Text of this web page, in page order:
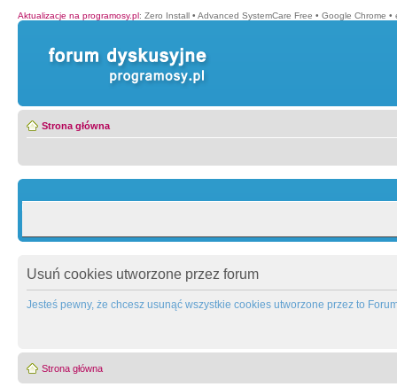
Aktualizacje na programosy.pl: Zero Install • Advanced SystemCare Free • Google Chrome •
Strona główna
Usuń cookies utworzone przez forum
Jesteś pewny, że chcesz usunąć wszystkie cookies utworzone przez to
Strona główna